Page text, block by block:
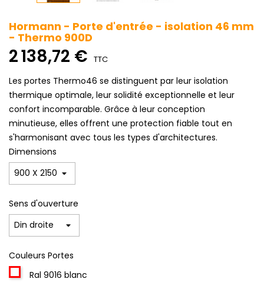
Hormann - Porte d'entrée - isolation 46 mm
- Thermo 900D
2 138,72 € TTC
Les portes Thermo46 se distinguent par leur isolation
thermique optimale, leur solidité exceptionnelle et leur
confort incomparable. Grâce à leur conception
minutieuse, elles offrent une protection fiable tout en
s'harmonisant avec tous les types d'architectures.
Dimensions
Sens d'ouverture
Couleurs Portes
Ral 9016 blanc